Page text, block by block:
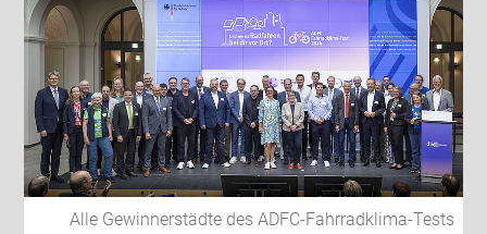
Alle Gewinnerstädte des ADFC-Fahrradklima-Tests